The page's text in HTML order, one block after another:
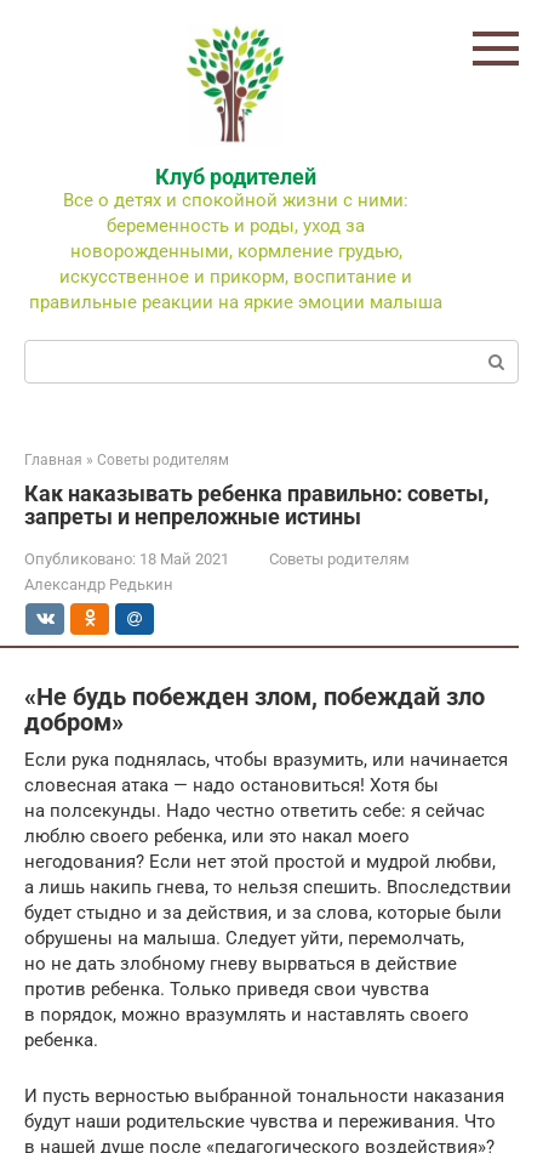
Клуб родителей
Все о детях и спокойной жизни с ними:
беременность и роды, уход за
новорожденными, кормление грудью,
искусственное и прикорм, воспитание и
правильные реакции на яркие эмоции малыша
Поиск:
Главная » Советы родителям
Как наказывать ребенка правильно: советы,
запреты и непреложные истины
Опубликовано: 18 Май 2021
Советы родителям
Александр Редькин
«Не будь побежден злом, побеждай зло
добром»
Если рука поднялась, чтобы вразумить, или начинается
словесная атака — надо остановиться! Хотя бы
на полсекунды. Надо честно ответить себе: я сейчас
люблю своего ребенка, или это накал моего
негодования? Если нет этой простой и мудрой любви,
а лишь накипь гнева, то нельзя спешить. Впоследствии
будет стыдно и за действия, и за слова, которые были
обрушены на малыша. Следует уйти, перемолчать,
но не дать злобному гневу вырваться в действие
против ребенка. Только приведя свои чувства
в порядок, можно вразумлять и наставлять своего
ребенка.
И пусть верностью выбранной тональности наказания
будут наши родительские чувства и переживания. Что
в нашей душе после «педагогического воздействия»?